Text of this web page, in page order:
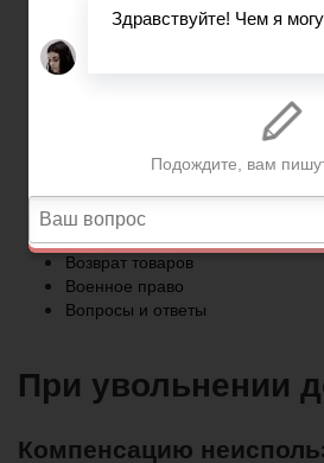
Возврат товаров
Главная
Страхование
Гражданство
Возврат товаров
Военное право
Вопросы и ответы
При увольнении
Компенсацию